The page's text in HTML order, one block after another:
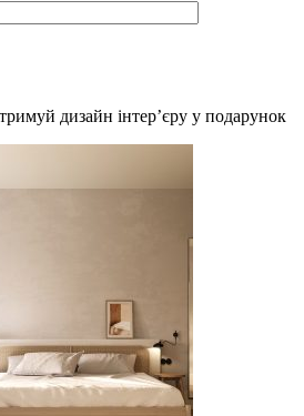
дизайн інтер’єру у подарунок